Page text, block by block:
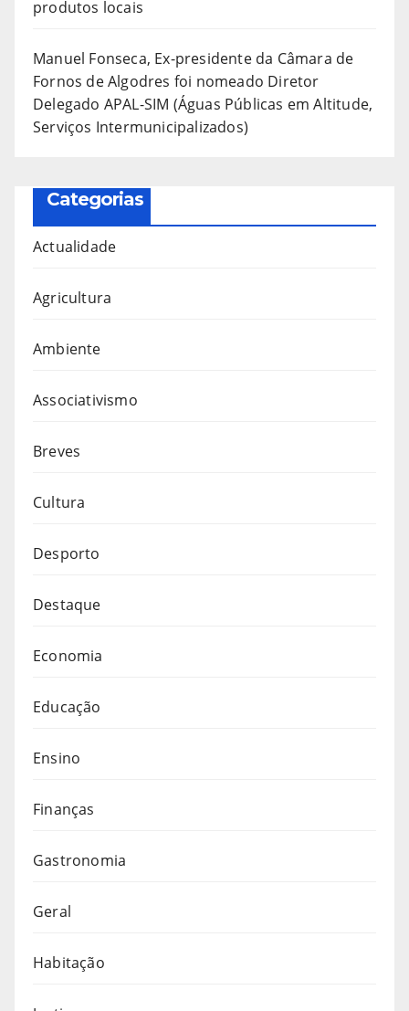
produtos locais
Manuel Fonseca, Ex-presidente da Câmara de
Fornos de Algodres foi nomeado Diretor
Delegado APAL-SIM (Águas Públicas em Altitude,
Serviços Intermunicipalizados)
Categorias
Actualidade
Agricultura
Ambiente
Associativismo
Breves
Cultura
Desporto
Destaque
Economia
Educação
Ensino
Finanças
Gastronomia
Geral
Habitação